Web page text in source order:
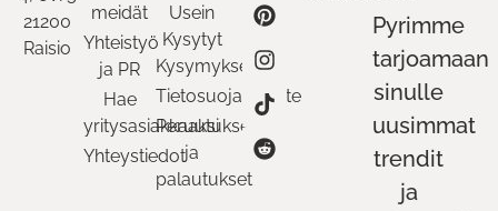
21200
Raisio
meidät
Yhteistyö
ja PR
Hae
yritysasiakkaaksi
Yhteystiedot
Usein
Kysytyt
Kysymykset
Tietosuojaseloste
Peruutukset
ja
palautukset
Pyrimme
tarjoamaan
sinulle
uusimmat
trendit
ja